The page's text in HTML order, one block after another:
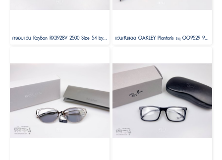
กรอบแว่น RayBan RX3928V 2500 Size 54 by A$AP ASAP Rocky แว่นกันแดด OAKLEY Plantaris sq OO9529 95290561 Size 61